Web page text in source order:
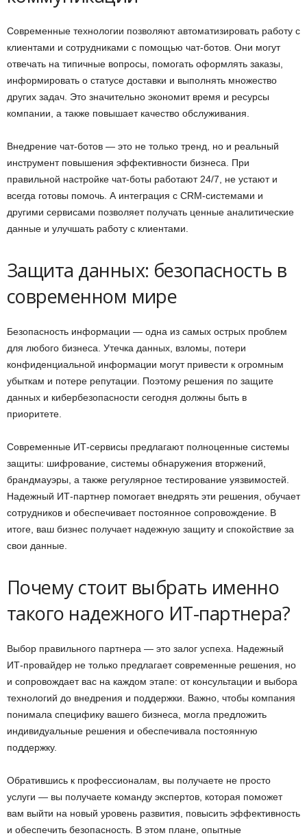
Современные технологии позволяют автоматизировать работу с
клиентами и сотрудниками с помощью чат-ботов. Они могут
отвечать на типичные вопросы, помогать оформлять заказы,
информировать о статусе доставки и выполнять множество
других задач. Это значительно экономит время и ресурсы
компании, а также повышает качество обслуживания.
Внедрение чат-ботов — это не только тренд, но и реальный
инструмент повышения эффективности бизнеса. При
правильной настройке чат-боты работают 24/7, не устают и
всегда готовы помочь. А интеграция с CRM-системами и
другими сервисами позволяет получать ценные аналитические
данные и улучшать работу с клиентами.
Защита данных: безопасность в
современном мире
Безопасность информации — одна из самых острых проблем
для любого бизнеса. Утечка данных, взломы, потери
конфиденциальной информации могут привести к огромным
убыткам и потере репутации. Поэтому решения по защите
данных и кибербезопасности сегодня должны быть в
приоритете.
Современные ИТ-сервисы предлагают полноценные системы
защиты: шифрование, системы обнаружения вторжений,
брандмауэры, а также регулярное тестирование уязвимостей.
Надежный ИТ-партнер помогает внедрять эти решения, обучает
сотрудников и обеспечивает постоянное сопровождение. В
итоге, ваш бизнес получает надежную защиту и спокойствие за
свои данные.
Почему стоит выбрать именно
такого надежного ИТ-партнера?
Выбор правильного партнера — это залог успеха. Надежный
ИТ-провайдер не только предлагает современные решения, но
и сопровождает вас на каждом этапе: от консультации и выбора
технологий до внедрения и поддержки. Важно, чтобы компания
понимала специфику вашего бизнеса, могла предложить
индивидуальные решения и обеспечивала постоянную
поддержку.
Обратившись к профессионалам, вы получаете не просто
услуги — вы получаете команду экспертов, которая поможет
вам выйти на новый уровень развития, повысить эффективность
и обеспечить безопасность. В этом плане, опытные